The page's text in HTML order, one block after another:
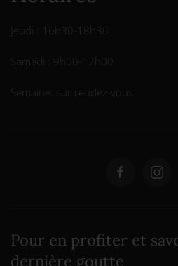
Jeudi : 16h30-18h30
Samedi : 9h00-12h00
Semaine: sur rendez-vous
Pour en profiter et
dernière goutte